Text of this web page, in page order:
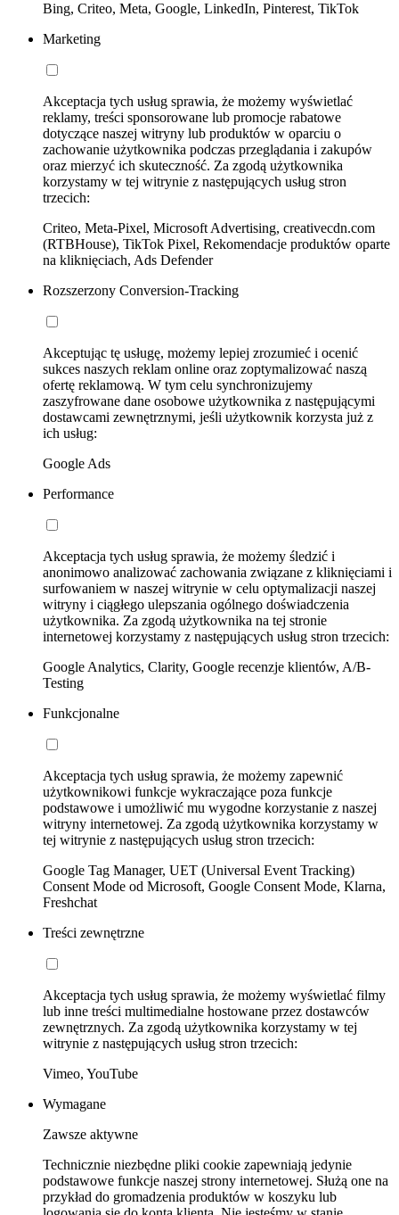
Bing, Criteo, Meta, Google, LinkedIn, Pinterest, TikTok
Marketing
Akceptacja tych usług sprawia, że możemy wyświetlać
reklamy, treści sponsorowane lub promocje rabatowe
dotyczące naszej witryny lub produktów w oparciu o
zachowanie użytkownika podczas przeglądania i zakupów
oraz mierzyć ich skuteczność. Za zgodą użytkownika
korzystamy w tej witrynie z następujących usług stron
trzecich:
Criteo, Meta-Pixel, Microsoft Advertising, creativecdn.com
(RTBHouse), TikTok Pixel, Rekomendacje produktów oparte
na kliknięciach, Ads Defender
Rozszerzony Conversion-Tracking
Akceptując tę usługę, możemy lepiej zrozumieć i ocenić
sukces naszych reklam online oraz zoptymalizować naszą
ofertę reklamową. W tym celu synchronizujemy
zaszyfrowane dane osobowe użytkownika z następującymi
dostawcami zewnętrznymi, jeśli użytkownik korzysta już z
ich usług:
Google Ads
Performance
Akceptacja tych usług sprawia, że możemy śledzić i
anonimowo analizować zachowania związane z kliknięciami i
surfowaniem w naszej witrynie w celu optymalizacji naszej
witryny i ciągłego ulepszania ogólnego doświadczenia
użytkownika. Za zgodą użytkownika na tej stronie
internetowej korzystamy z następujących usług stron trzecich:
Google Analytics, Clarity, Google recenzje klientów, A/B-
Testing
Funkcjonalne
Akceptacja tych usług sprawia, że możemy zapewnić
użytkownikowi funkcje wykraczające poza funkcje
podstawowe i umożliwić mu wygodne korzystanie z naszej
witryny internetowej. Za zgodą użytkownika korzystamy w
tej witrynie z następujących usług stron trzecich:
Google Tag Manager, UET (Universal Event Tracking)
Consent Mode od Microsoft, Google Consent Mode, Klarna,
Freshchat
Treści zewnętrzne
Akceptacja tych usług sprawia, że możemy wyświetlać filmy
lub inne treści multimedialne hostowane przez dostawców
zewnętrznych. Za zgodą użytkownika korzystamy w tej
witrynie z następujących usług stron trzecich:
Vimeo, YouTube
Wymagane
Zawsze aktywne
Technicznie niezbędne pliki cookie zapewniają jedynie
podstawowe funkcje naszej strony internetowej. Służą one na
przykład do gromadzenia produktów w koszyku lub